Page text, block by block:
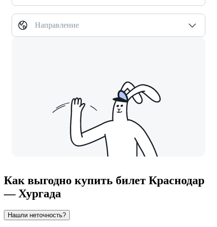
Направление
Как выгодно купить билет Краснодар
— Хургада
Нашли неточность?